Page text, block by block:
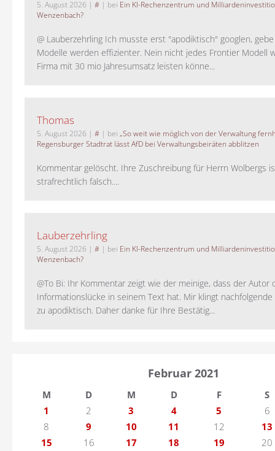
5. August 2026 | # | bei Ein KI-Rechenzentrum und
Wenzenbach?
@ Lauberzehrling Ich musste erst "apodiktisch" googlen, gebe
Modelle werden effizienter. Nein nicht jedes Frontier Modell
Firma mit 30 mio Jahresumsatz leisten könne...
Thomas
5. August 2026 | # | bei „So weit wie möglich von der Verwaltung
Regensburger Stadtrat lässt AfD bei Verwaltungsbeiräten abblitzen
Kommentar gelöscht. Ihre Zuschreibung für Herrn Wolbergs
strafrechtlich falsch....
Lauberzehrling
5. August 2026 | # | bei Ein KI-Rechenzentrum und
Wenzenbach?
@To Bi: Ihr Kommentar zeigt wie der meinige, dass der Autor
Informationslücke in seinem Text hat. Mir klingt
zu apodiktisch. Daher danke für Ihre Bestätig...
Februar 2021
M D M D F
S
1
2 3 4 5
6
8
9 10 11 12
13
15
16 17 18 19
20